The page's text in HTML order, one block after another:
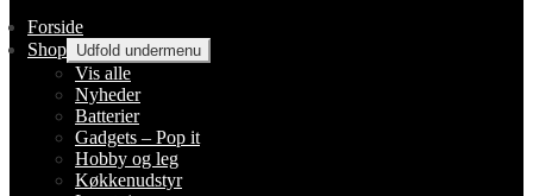
Forside
Shop Udfold undermenu
Vis alle
Nyheder
Batterier
Gadgets – Pop it
Hobby og leg
Køkkenudstyr